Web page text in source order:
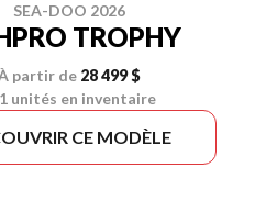
SEA-DOO 2026
TROPHY
partir de 28 499 $
1 unités en inventaire
CE MODÈLE